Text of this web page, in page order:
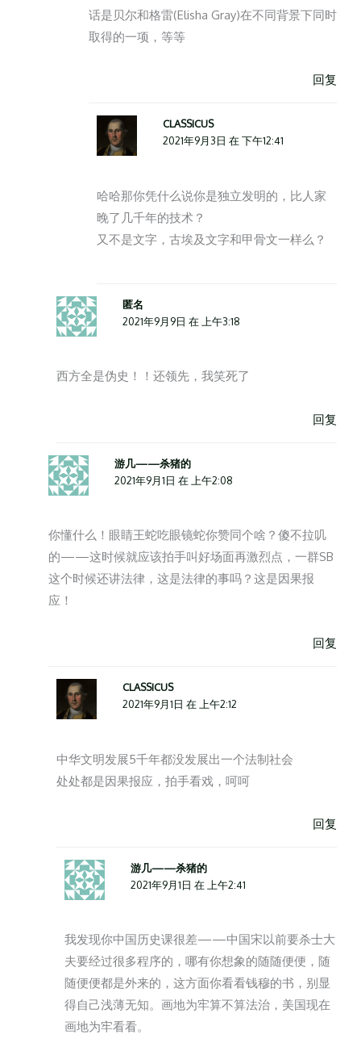
话是贝尔和格雷(Elisha Gray)在不同背景下同时
取得的一项，等等
回复
CLASSICUS
2021年9月3日 在 下午12:41
哈哈那你凭什么说你是独立发明的，比人家
晚了几千年的技术？
又不是文字，古埃及文字和甲骨文一样么？
匿名
2021年9月9日 在 上午3:18
西方全是伪史！！还领先，我笑死了
回复
游几——杀猪的
2021年9月1日 在 上午2:08
你懂什么！眼睛王蛇吃眼镜蛇你赞同个啥？傻不拉叽
的——这时候就应该拍手叫好场面再激烈点，一群SB
这个时候还讲法律，这是法律的事吗？这是因果报
应！
回复
CLASSICUS
2021年9月1日 在 上午2:12
中华文明发展5千年都没发展出一个法制社会
处处都是因果报应，拍手看戏，呵呵
回复
游几——杀猪的
2021年9月1日 在 上午2:41
我发现你中国历史课很差——中国宋以前要杀士大
夫要经过很多程序的，哪有你想象的随随便便，随
随便便都是外来的，这方面你看看钱穆的书，别显
得自己浅薄无知。画地为牢算不算法治，美国现在
画地为牢看看。